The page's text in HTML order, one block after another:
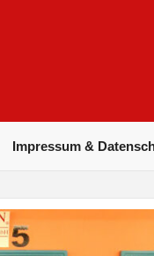
Impressum &